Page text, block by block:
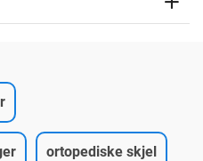
ortopediske skjel